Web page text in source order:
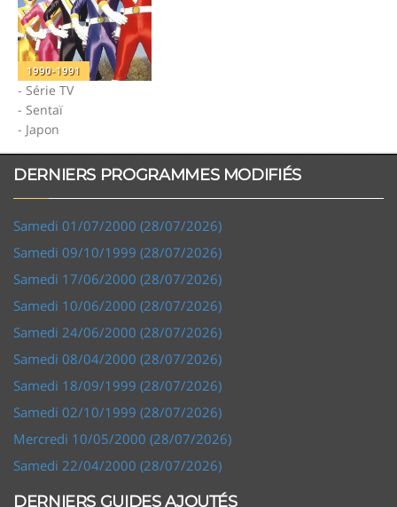
1990-1991
- Série TV
- Sentaï
- Japon
DERNIERS PROGRAMMES MODIFIÉS
Samedi 01/07/2000 (28/07/2026)
Samedi 09/10/1999 (28/07/2026)
Samedi 17/06/2000 (28/07/2026)
Samedi 10/06/2000 (28/07/2026)
Samedi 24/06/2000 (28/07/2026)
Samedi 08/04/2000 (28/07/2026)
Samedi 18/09/1999 (28/07/2026)
Samedi 02/10/1999 (28/07/2026)
Mercredi 10/05/2000 (28/07/2026)
Samedi 22/04/2000 (28/07/2026)
DERNIERS GUIDES AJOUTÉS